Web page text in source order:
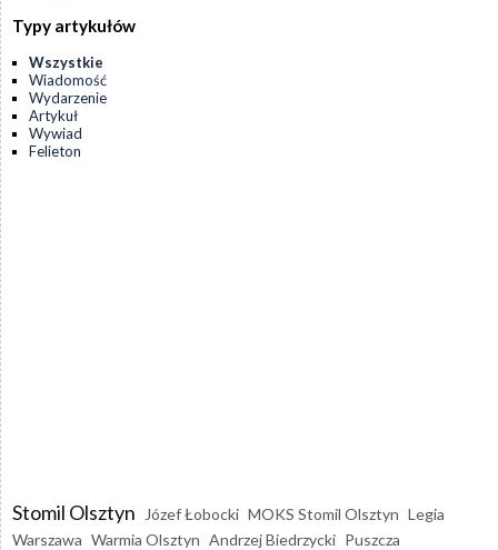
Typy artykułów
Wszystkie
Wiadomość
Wydarzenie
Artykuł
Wywiad
Felieton
Stomil Olsztyn Józef Łobocki MOKS Stomil Olsztyn Legia
Warszawa Warmia Olsztyn Andrzej Biedrzycki Puszcza